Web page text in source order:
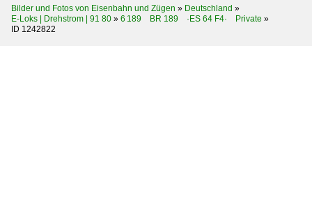
Bilder und Fotos von Eisenbahn und Zügen » Deutschland »
E-Loks | Drehstrom | 91 80 » 6 189 BR 189 ·ES 64 F4· Private »
ID 1242822